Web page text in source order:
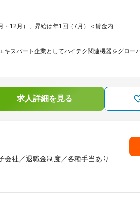
・12月）、昇給は年1回（7月）＜賃金内...
スパート企業としてハイテク関連機器をグロー
求人詳細を見る
会社／退職金制度／各種手当あり